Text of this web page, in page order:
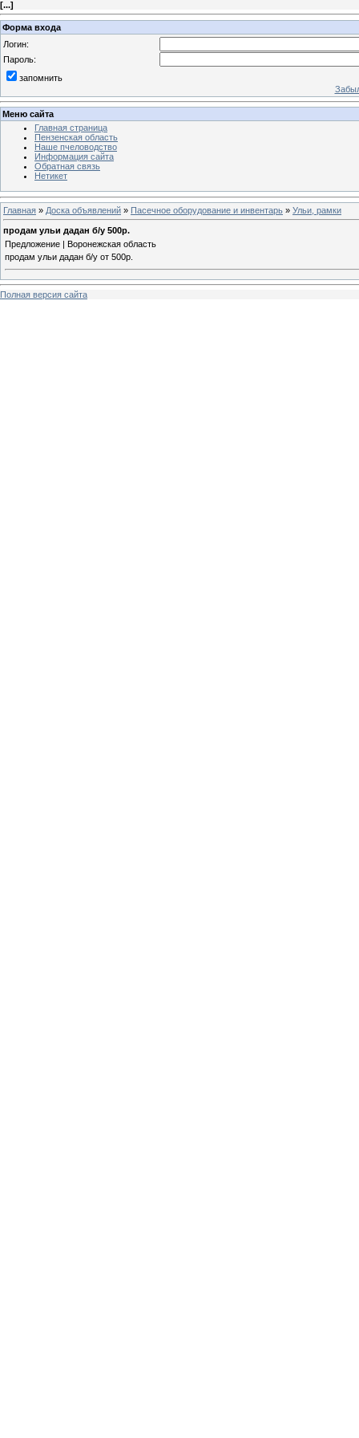
[...]
Форма входа
Логин:
Пароль:
запомнить
Меню сайта
Главная страница
Пензенская область
Наше пчеловодство
Информация сайта
Обратная связь
Нетикет
Главная » Доска объявлений » Пасечное оборудование и инвентарь » Ульи, рамки
продам ульи дадан б/у 500р.
Предложение | Воронежская область
продам ульи дадан б/у от 500р.
Полная версия сайта